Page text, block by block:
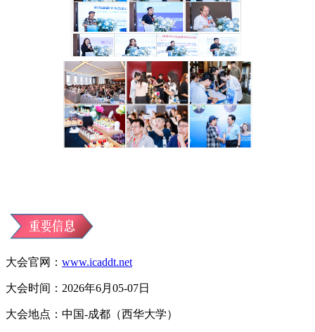
大会官网： www.icaddt.net
大会时间：2026年6月05-07日
大会地点：中国-成都（西华大学）